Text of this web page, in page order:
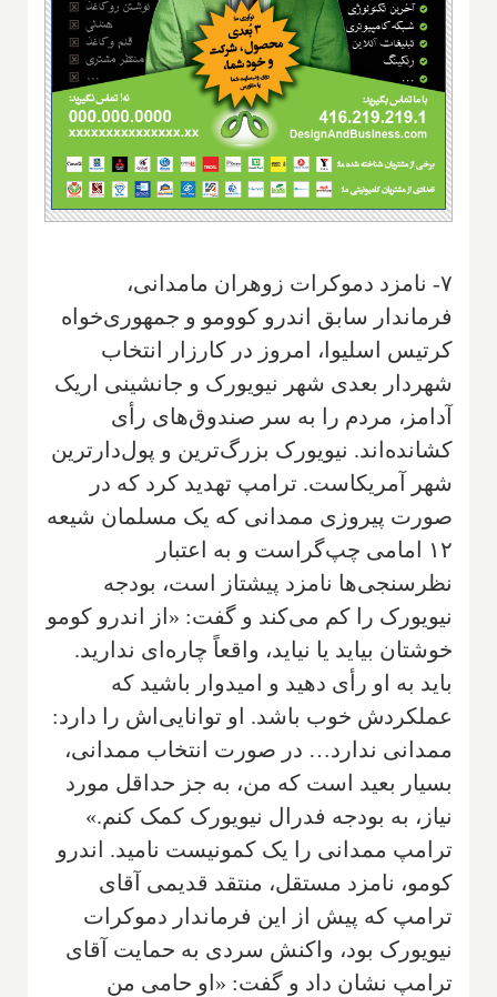
۷- نامزد دموکرات زوهران مامدانی،
فرماندار سابق اندرو کوومو و جمهوری‌خواه
کرتیس اسلیوا، امروز در کارزار انتخاب
شهردار بعدی شهر نیویورک و جانشینی اریک
آدامز، مردم را به سر صندوق‌های رأی
کشانده‌اند. نیویورک بزرگ‌ترین و پول‌دارترین
شهر آمریکاست. ترامپ تهدید کرد که در
صورت پیروزی ممدانی که یک مسلمان شیعه
۱۲ امامی چپ‌گراست و به اعتبار
نظرسنجی‌ها نامزد پیشتاز است، بودجه
نیویورک را کم می‌کند و گفت: «از اندرو کومو
خوشتان بیاید یا نیاید، واقعاً چاره‌ای ندارید.
باید به او رأی دهید و امیدوار باشید که
عملکردش خوب باشد. او توانایی‌اش را دارد:
ممدانی ندارد… در صورت انتخاب ممدانی،
بسیار بعید است که من، به جز حداقل مورد
نیاز، به بودجه فدرال نیویورک کمک کنم.»
ترامپ ممدانی را یک کمونیست نامید. اندرو
کومو، نامزد مستقل، منتقد قدیمی آقای
ترامپ که پیش از این فرماندار دموکرات
نیویورک بود، واکنش سردی به حمایت آقای
ترامپ نشان داد و گفت: «او حامی من